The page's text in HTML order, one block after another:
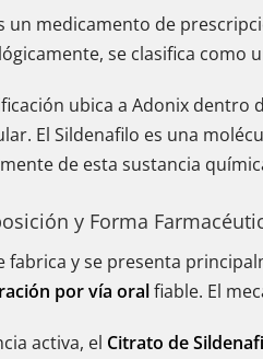
un medicamento de
se clasifica como
ubica a Adonix
El Sildenafilo es una
de esta sustancia
y Forma
fabrica y se presenta
por vía oralfiable. El
activa, el Citrato de